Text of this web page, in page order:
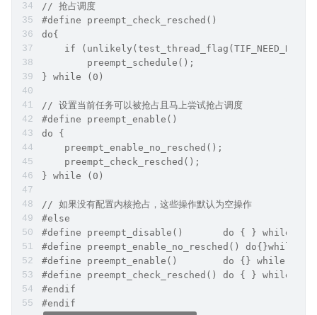
// 抢占调度
#define preempt_check_resched()
do{
if
        preempt_schedule();
} while (0)
// 设置当前任务可以被抢占且马上尝试抢占调度
#define preempt_enable()
do {
    preempt_enable_no_resched();
    preempt_check_resched();
} while (0)
// 如果没有配置内核抢占，这些操作默认为空操作
#else
#define preempt_enable_no_resched() do{}while(0)
#endif
#endif